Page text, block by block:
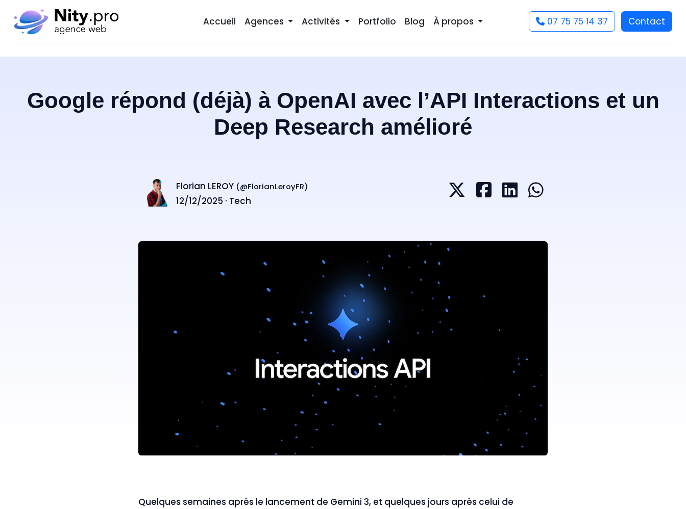
Accueil Agences Activités Portfolio Blog À propos 07 75 75 14 37 Contact
Google répond (déjà) à OpenAI avec l’API Interactions et un
Deep Research amélioré
Florian LEROY (@FlorianLeroyFR)
12/12/2025 · Tech
Quelques semaines après le lancement de Gemini 3, et quelques jours après celui de